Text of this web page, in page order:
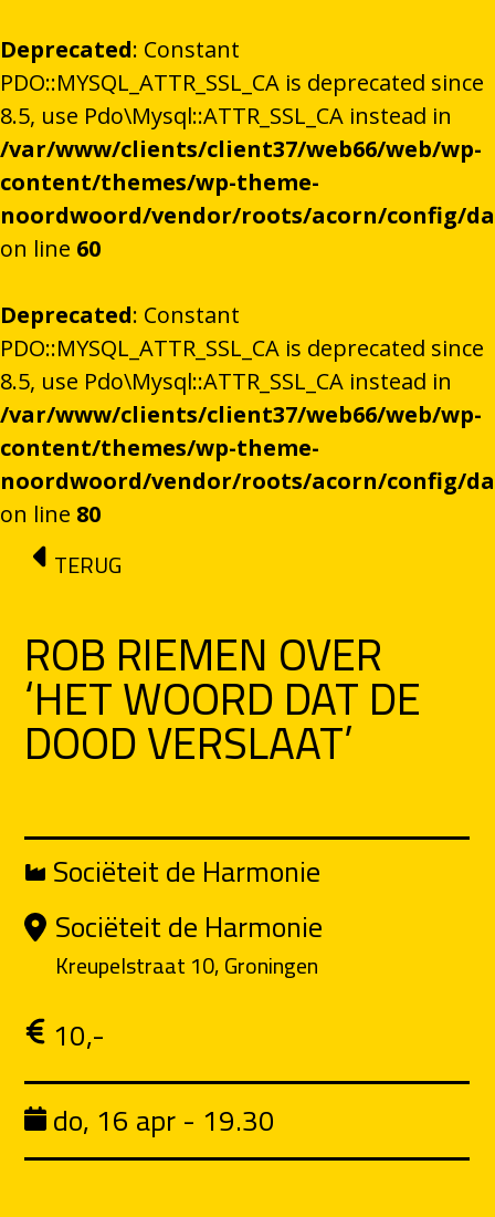
Deprecated: Constant
PDO::MYSQL_ATTR_SSL_CA is deprecated since
8.5, use Pdo\Mysql::ATTR_SSL_CA instead in
/var/www/clients/client37/web66/web/wp-
content/themes/wp-theme-
noordwoord/vendor/roots/acorn/config/
on line 60
Deprecated: Constant
PDO::MYSQL_ATTR_SSL_CA is deprecated since
8.5, use Pdo\Mysql::ATTR_SSL_CA instead in
/var/www/clients/client37/web66/web/wp-
content/themes/wp-theme-
noordwoord/vendor/roots/acorn/config/
on line 80
Ga naar de inhoud
TERUG
ROB RIEMEN OVER
‘HET WOORD DAT DE
DOOD VERSLAAT’
Sociëteit de Harmonie
Sociëteit de Harmonie
Kreupelstraat 10, Groningen
10,-
do, 16 apr - 19.30